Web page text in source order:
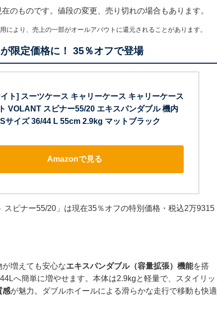
のものです。値段の変更、売り切れの場合もあります。
より、売上の一部がオールアバウトに還元されることがあります。
限定価格に！ 35％オフで登場
ト] スーツケース キャリーケース キャリーケース
VOLANT スピナー55/20 エキスパンダブル 機内
サイズ 36/44 L 55cm 2.9kg マットブラック
Amazonで見る
ピナー55/20」は現在35％オフの特別価格・税込2万9315
増えても安心なエキスパンダブル（容量拡張）機能を搭
へ簡単に増やせます。本体は2.9kgと軽量で、スタイリッ
感が魅力。ダブルホイールによる滑らかな走行で移動も快適